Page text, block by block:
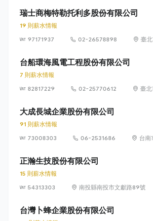
瑞士商梅特勒托利多股份有限公司
19 則薪水情報
97171937
02-26578898 臺
台船環海風電工程股份有限公司
7 則薪水情報
82817229
02-25770612 臺
大成長城企業股份有限公司
91 則薪水情報
73008303
06-2531686 台南
正瀚生技股份有限公司
15 則薪水情報
54313303
南投縣南投市文獻路89號
台灣卜蜂企業股份有限公司